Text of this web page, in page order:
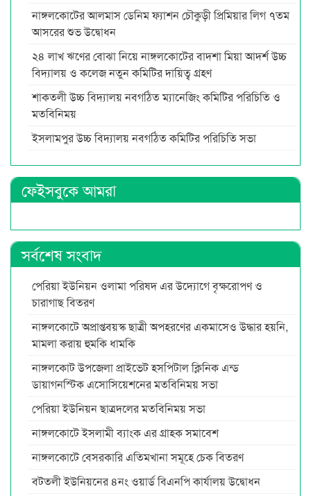
নাঙ্গলকোটের আলমাস ডেনিম ফ্যাশন চৌকুড়ী প্রিমিয়ার লিগ ৭তম
আসরের শুভ উদ্বোধন
২৪ লাখ ঋণের বোঝা নিয়ে নাঙ্গলকোটের বাদশা মিয়া আদর্শ উচ্চ
বিদ্যালয় ও কলেজ নতুন কমিটির দায়িত্ব গ্রহণ
শাকতলী উচ্চ বিদ্যালয় নবগঠিত ম্যানেজিং কমিটির পরিচিতি ও
মতবিনিময়
ইসলামপুর উচ্চ বিদ্যালয় নবগঠিত কমিটির পরিচিতি সভা
ফেইসবুকে আমরা
সর্বশেষ সংবাদ
পেরিয়া ইউনিয়ন ওলামা পরিষদ এর উদ্যোগে বৃক্ষরোপণ ও
চারাগাছ বিতরণ
নাঙ্গলকোটে অপ্রাপ্তবয়স্ক ছাত্রী অপহরণের একমাসেও উদ্ধার হয়নি,
মামলা করায় হুমকি ধামকি
নাঙ্গলকোট উপজেলা প্রাইভেট হসপিটাল ক্লিনিক এন্ড
ডায়াগনস্টিক এসোসিয়েশনের মতবিনিময় সভা
পেরিয়া ইউনিয়ন ছাত্রদলের মতবিনিময় সভা
নাঙ্গলকোটে ইসলামী ব্যাংক এর গ্রাহক সমাবেশ
নাঙ্গলকোটে বেসরকারি এতিমখানা সমূহে চেক বিতরণ
বটতলী ইউনিয়নের ৪নং ওয়ার্ড বিএনপি কার্যালয় উদ্বোধন